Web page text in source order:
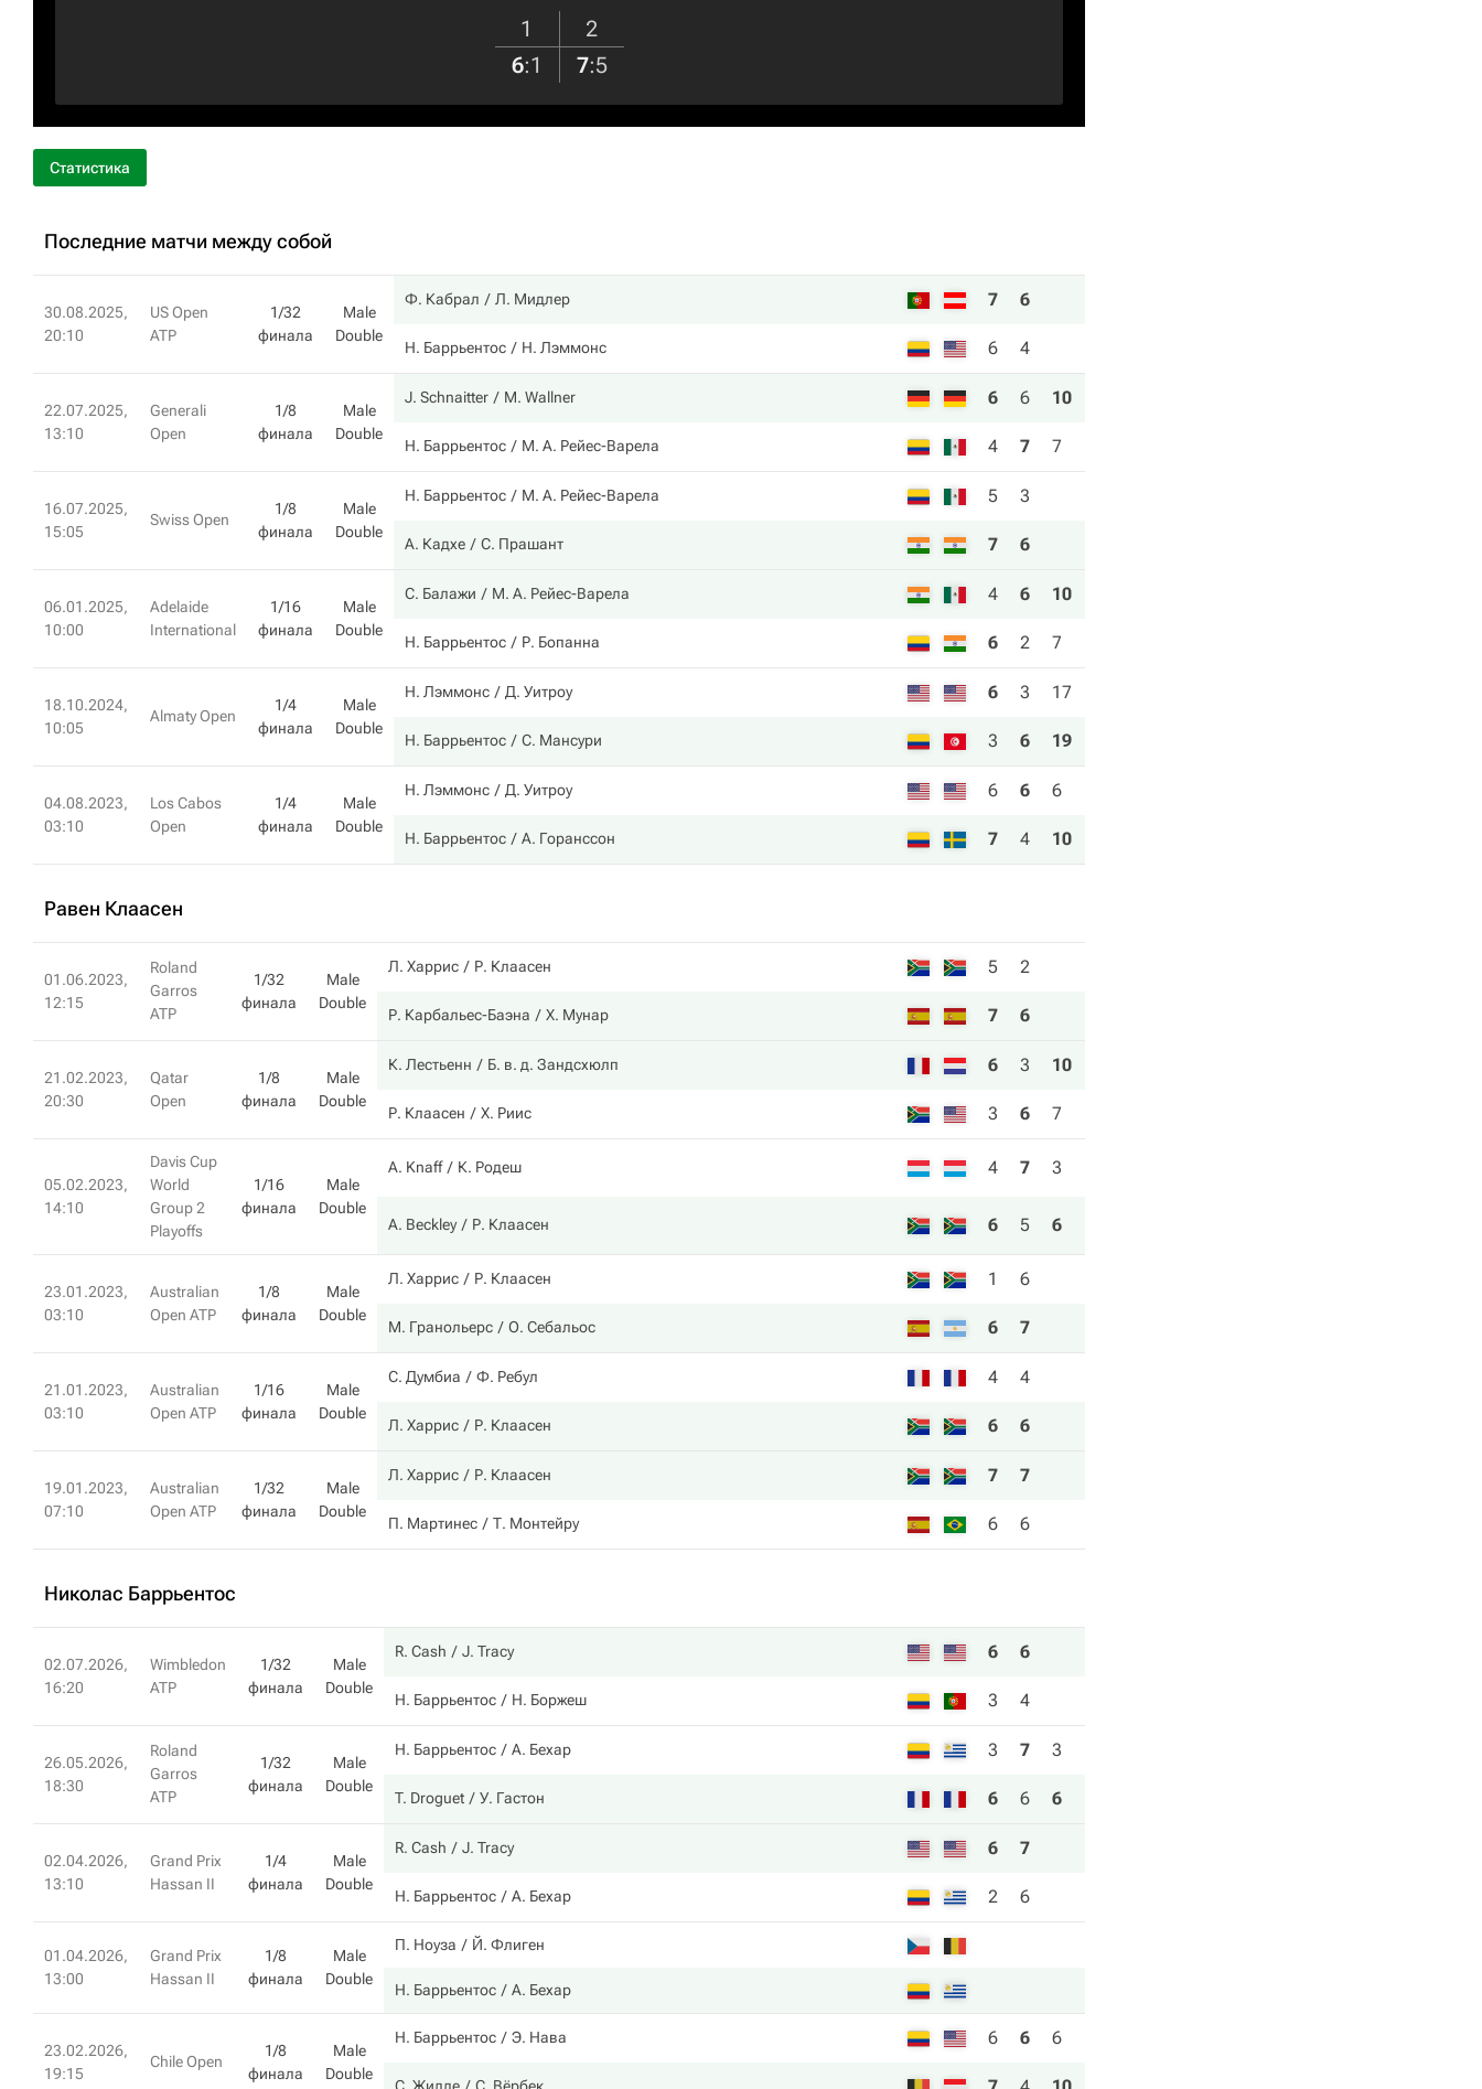
1
2
6:1 7:5
Статистика
Последние матчи между собой
30.08.2025,
20:10
US Open
ATP
1/32
финала
Male
Double
Ф. Кабрал Л. Мидлер 7 6
Н. Баррьентос Н. Лэммонс 6 4
22.07.2025,
13:10
Generali
Open
1/8
финала
Male
Double
J. Schnaitter M. Wallner 6 6 10
Н. Баррьентос М. А. Рейес-Варела 4 7 7
16.07.2025,
15:05
Swiss Open
1/8
финала
Male
Double
Н. Баррьентос М. А. Рейес-Варела 5 3
А. Кадхе С. Прашант 7 6
06.01.2025,
10:00
Adelaide
International
1/16
финала
Male
Double
С. Балажи М. А. Рейес-Варела 4 6 10
Н. Баррьентос Р. Бопанна 6 2 7
18.10.2024,
10:05
Almaty Open
1/4
финала
Male
Double
Н. Лэммонс Д. Уитроу 6 3 17
Н. Баррьентос С. Мансури 3 6 19
04.08.2023,
03:10
Los Cabos
Open
1/4
финала
Male
Double
Н. Лэммонс Д. Уитроу 6 6 6
Н. Баррьентос А. Горанссон 7 4 10
Равен Клаасен
01.06.2023,
12:15
Roland
Garros
ATP
1/32
финала
Male
Double
Л. Харрис Р. Клаасен 5 2
Р. Карбальес-Баэна Х. Мунар 7 6
21.02.2023,
20:30
Qatar
Open
1/8
финала
Male
Double
К. Лестьенн Б. в. д. Зандсхюлп 6 3 10
Р. Клаасен Х. Риис 3 6 7
05.02.2023,
14:10
Davis Cup
World
Group 2
Playoffs
1/16
финала
Male
Double
A. Knaff К. Родеш 4 7 3
A. Beckley Р. Клаасен 6 5 6
23.01.2023,
03:10
Australian
Open ATP
1/8
финала
Male
Double
Л. Харрис Р. Клаасен 1 6
М. Гранольерс О. Себальос 6 7
21.01.2023,
03:10
Australian
Open ATP
1/16
финала
Male
Double
С. Думбиа Ф. Ребул 4 4
Л. Харрис Р. Клаасен 6 6
19.01.2023,
07:10
Australian
Open ATP
1/32
финала
Male
Double
Л. Харрис Р. Клаасен 7 7
П. Мартинес Т. Монтейру 6 6
Николас Баррьентос
02.07.2026,
16:20
Wimbledon
ATP
1/32
финала
Male
Double
R. Cash J. Tracy 6 6
Н. Баррьентос Н. Боржеш 3 4
26.05.2026,
18:30
Roland
Garros
ATP
1/32
финала
Male
Double
Н. Баррьентос А. Бехар 3 7 3
T. Droguet У. Гастон 6 6 6
02.04.2026,
13:10
Grand Prix
Hassan II
1/4
финала
Male
Double
R. Cash J. Tracy 6 7
Н. Баррьентос А. Бехар 2 6
01.04.2026,
13:00
Grand Prix
Hassan II
1/8
финала
Male
Double
П. Ноуза Й. Флиген
Н. Баррьентос А. Бехар
23.02.2026,
19:15
Chile Open
1/8
финала
Male
Double
Н. Баррьентос Э. Нава 6 6 6